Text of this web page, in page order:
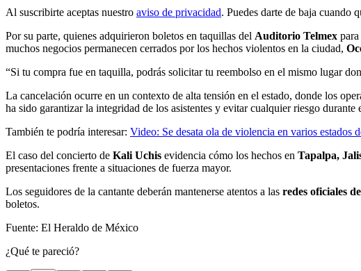
Al suscribirte aceptas nuestro aviso de privacidad. Puedes darte de baja cuando
Por su parte, quienes adquirieron boletos en taquillas del Auditorio Telmex
muchos negocios permanecen cerrados por los hechos violentos en la ciudad,
“Si tu compra fue en taquilla, podrás solicitar tu reembolso en el mismo lugar
La cancelación ocurre en un contexto de alta tensión en el estado, donde los
ha sido garantizar la integridad de los asistentes y evitar cualquier riesgo durante
También te podría interesar: Video: Se desata ola de violencia en varios estados
El caso del concierto de Kali Uchis evidencia cómo los hechos en Tapalpa,
presentaciones frente a situaciones de fuerza mayor.
Los seguidores de la cantante deberán mantenerse atentos a las redes oficiales
boletos.
Fuente: El Heraldo de México
¿Qué te pareció?